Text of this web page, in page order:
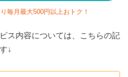
毎月最大500円以上おトク！
ス内容については、こちらの記
↓